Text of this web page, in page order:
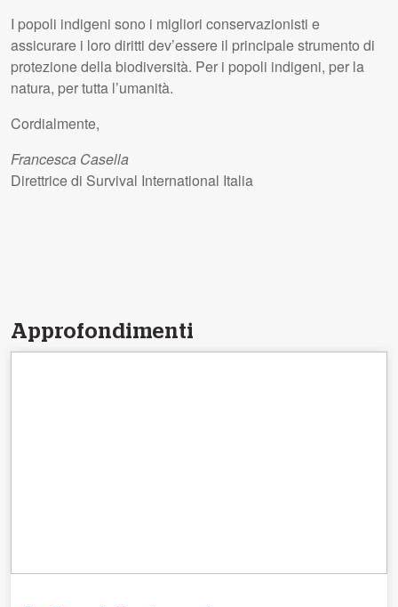
I popoli indigeni sono i migliori conservazionisti e
assicurare i loro diritti dev’essere il principale strumento di
protezione della biodiversità. Per i popoli indigeni, per la
natura, per tutta l’umanità.
Cordialmente,
Francesca Casella
Direttrice di Survival International Italia
Approfondimenti